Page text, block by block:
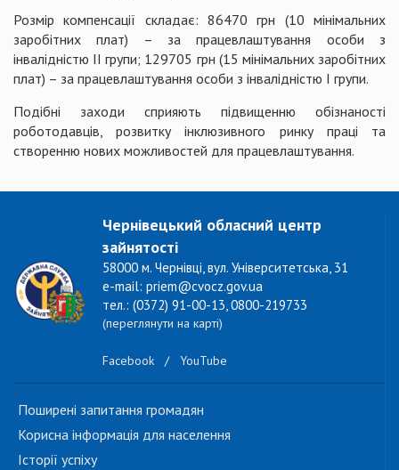
Розмір компенсації складає: 86470 грн (10 мінімальних
заробітних плат) – за працевлаштування особи з
інвалідністю II групи; 129705 грн (15 мінімальних заробітних
плат) – за працевлаштування особи з інвалідністю I групи.
Подібні заходи сприяють підвищенню обізнаності
роботодавців, розвитку інклюзивного ринку праці та
створенню нових можливостей для працевлаштування.
Чернівецький обласний центр
зайнятості
58000 м. Чернівці, вул. Університетська, 31
e-mail: priem@cvocz.gov.ua
тел.: (0372) 91-00-13, 0800-219733
(переглянути на карті)
Facebook / YouTube
Поширені запитання громадян
Корисна інформація для населення
Історії успіху